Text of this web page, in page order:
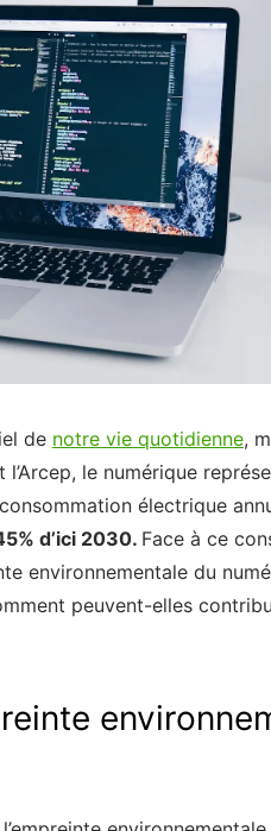
de notre vie quotidienne,
le numérique
électrique
d’ici 2030. Face à ce
environnementale du
peuvent-elles